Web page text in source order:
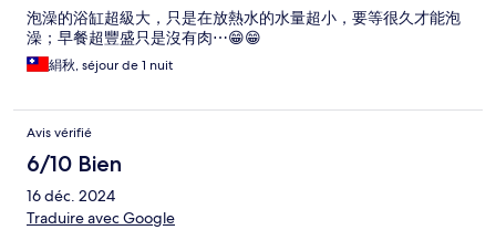
泡澡的浴缸超級大，只是在放熱水的水量超小，要等很久才能泡
澡；早餐超豐盛只是沒有肉⋯😁😁
絹秋, séjour de 1 nuit
Avis vérifié
6/10 Bien
16 déc. 2024
Traduire avec Google